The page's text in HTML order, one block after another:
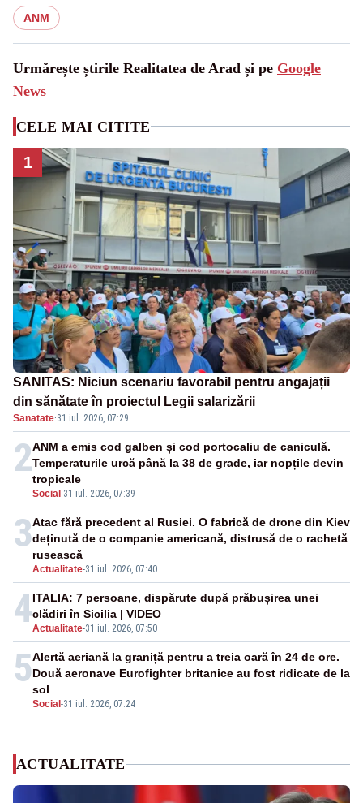
ANM
Urmărește știrile Realitatea de Arad și pe Google
News
CELE MAI CITITE
1
SANITAS: Niciun scenariu favorabil pentru angajații
din sănătate în proiectul Legii salarizării
Sanatate·31 iul. 2026, 07:29
2
Social -31 iul. 2026, 07:39
ANM a emis cod galben și cod portocaliu de caniculă.
Temperaturile urcă până la 38 de grade, iar nopțile devin
tropicale
3
Actualitate-31 iul. 2026, 07:40
Atac fără precedent al Rusiei. O fabrică de drone din Kiev
deținută de o companie americană, distrusă de o rachetă
rusească
4Actualitate-31 iul. 2026, 07:50
ITALIA: 7 persoane, dispărute după prăbușirea unei
clădiri în Sicilia | VIDEO
5
Social -31 iul. 2026, 07:24
Alertă aeriană la graniță pentru a treia oară în 24 de ore.
Două aeronave Eurofighter britanice au fost ridicate de la
sol
ACTUALITATE